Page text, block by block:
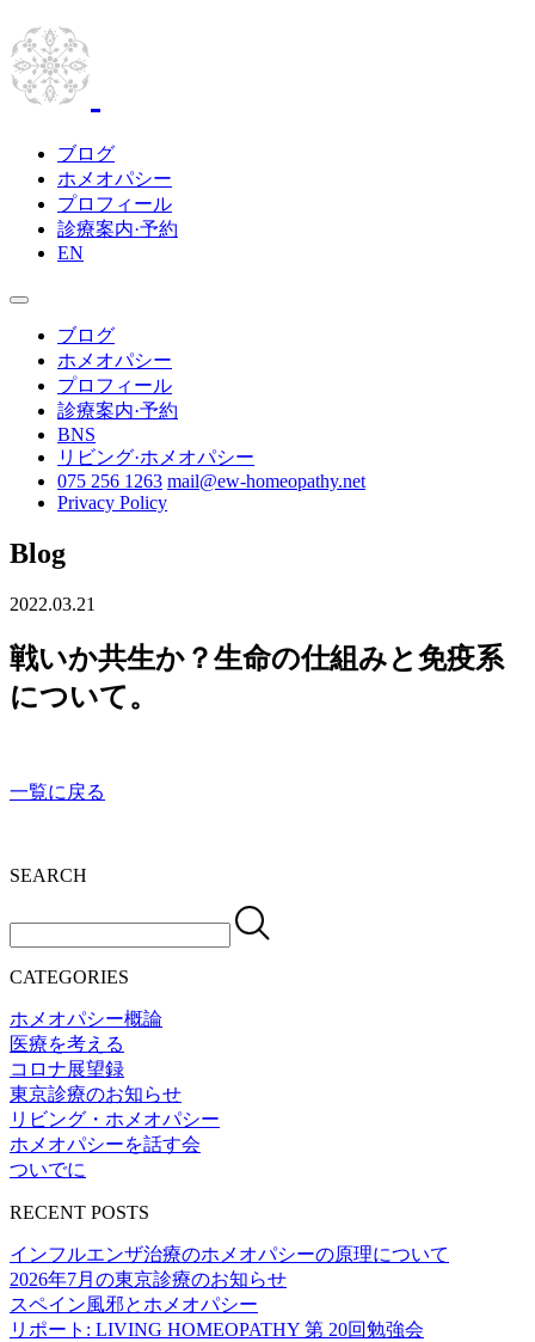
ブログ
ホメオパシー
プロフィール
診療案内·予約
EN
ブログ
ホメオパシー
プロフィール
診療案内·予約
BNS
リビング·ホメオパシー
075 256 1263 mail@ew-homeopathy.net
Privacy Policy
Blog
2022.03.21
戦いか共生か？生命の仕組みと免疫系
について。
一覧に戻る
SEARCH
CATEGORIES
ホメオパシー概論
医療を考える
コロナ展望録
東京診療のお知らせ
リビング・ホメオパシー
ホメオパシーを話す会
ついでに
RECENT POSTS
インフルエンザ治療のホメオパシーの原理について
2026年7月の東京診療のお知らせ
スペイン風邪とホメオパシー
リポート: LIVING HOMEOPATHY 第 20回勉強会